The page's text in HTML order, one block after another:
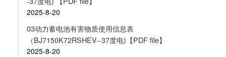
2025-8-20
03动力蓄电池有害物质使用信息表
（BJ7150K72RSHEV--37度电)【PDF file】
2025-8-20